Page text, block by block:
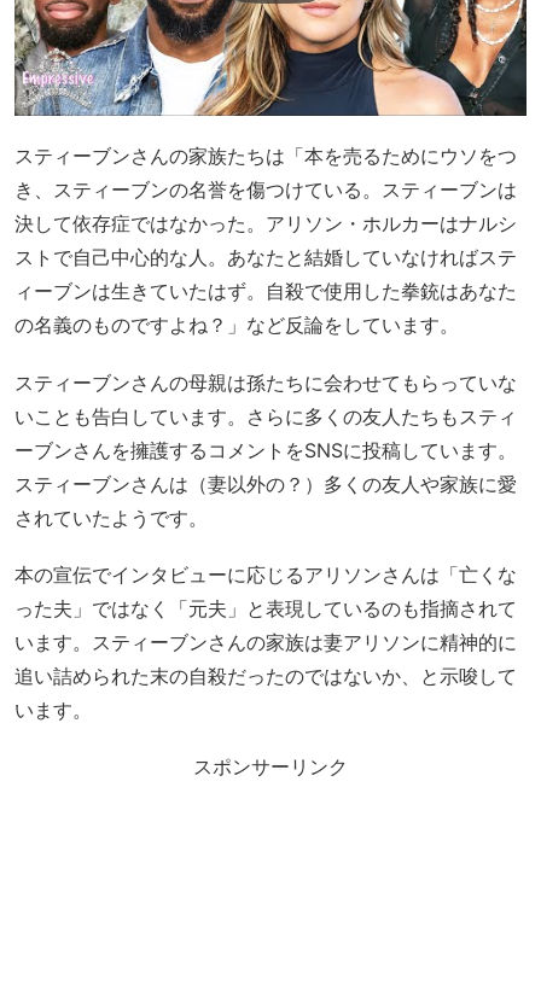
スティーブンさんの家族たちは「本を売るためにウソをつ
き、スティーブンの名誉を傷つけている。スティーブンは
決して依存症ではなかった。アリソン・ホルカーはナルシ
ストで自己中心的な人。あなたと結婚していなければステ
ィーブンは生きていたはず。自殺で使用した拳銃はあなた
の名義のものですよね？」など反論をしています。
スティーブンさんの母親は孫たちに会わせてもらっていな
いことも告白しています。さらに多くの友人たちもスティ
ーブンさんを擁護するコメントをSNSに投稿しています。
スティーブンさんは（妻以外の？）多くの友人や家族に愛
されていたようです。
本の宣伝でインタビューに応じるアリソンさんは「亡くな
った夫」ではなく「元夫」と表現しているのも指摘されて
います。スティーブンさんの家族は妻アリソンに精神的に
追い詰められた末の自殺だったのではないか、と示唆して
います。
スポンサーリンク